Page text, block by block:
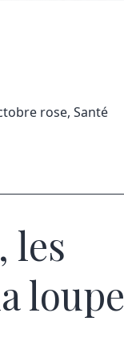
rose, Santé
les
loupe